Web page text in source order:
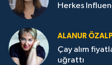
Herkes
ALANUR
Çay alım
uğrattı